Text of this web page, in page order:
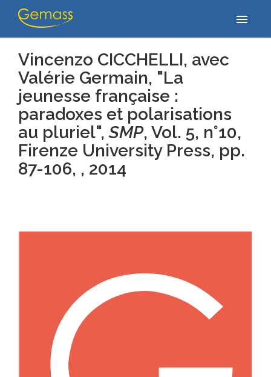
menu
Accueil/Publications
"La jeunesse française : paradoxes et polarisations au pluriel", SMP,…
Vincenzo CICCHELLI, avec
Valérie Germain, "La
jeunesse française :
paradoxes et polarisations
au pluriel",SMP, Vol. 5, n°10,
Firenze University Press, pp.
87-106, , 2014